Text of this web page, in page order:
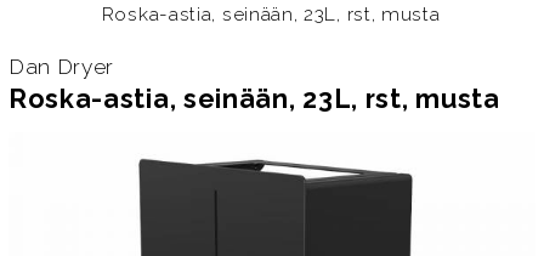
Roska-astia, seinään, 23L, rst, musta
Dan Dryer
Roska-astia, seinään, 23L, rst, musta